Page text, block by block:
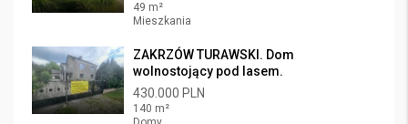
49 m²
Mieszkania
ZAKRZÓW TURAWSKI. Dom
wolnostojący pod lasem.
430.000 PLN
140 m²